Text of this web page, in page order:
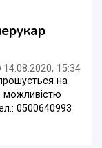
14.08.2020, 15:34
на
можливістю
0500640993